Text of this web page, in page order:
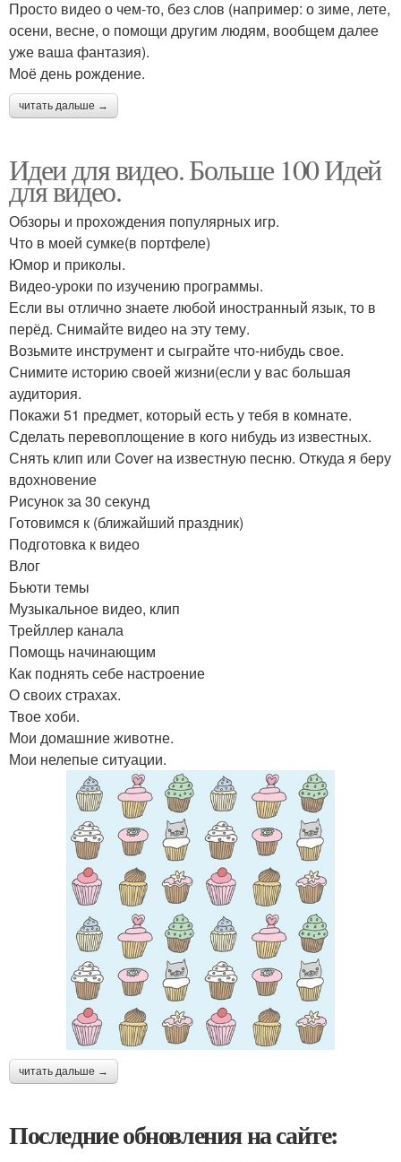
Просто видео о чем-то, без слов (например: о зиме, лете,
осени, весне, о помощи другим людям, вообщем далее
уже ваша фантазия).
Моё день рождение.
читать дальше →
Идеи для видео. Больше 100 Идей
для видео.
Обзоры и прохождения популярных игр.
Что в моей сумке(в портфеле)
Юмор и приколы.
Видео-уроки по изучению программы.
Если вы отлично знаете любой иностранный язык, то в
перёд. Снимайте видео на эту тему.
Возьмите инструмент и сыграйте что-нибудь свое.
Снимите историю своей жизни(если у вас большая
аудитория.
Покажи 51 предмет, который есть у тебя в комнате.
Сделать перевоплощение в кого нибудь из известных.
Снять клип или Cover на известную песню. Откуда я беру
вдохновение
Рисунок за 30 секунд
Готовимся к (ближайший праздник)
Подготовка к видео
Влог
Бьюти темы
Музыкальное видео, клип
Трейллер канала
Помощь начинающим
Как поднять себе настроение
О своих страхах.
Твое хоби.
Мои домашние животне.
Мои нелепые ситуации.
читать дальше →
Последние обновления на сайте: